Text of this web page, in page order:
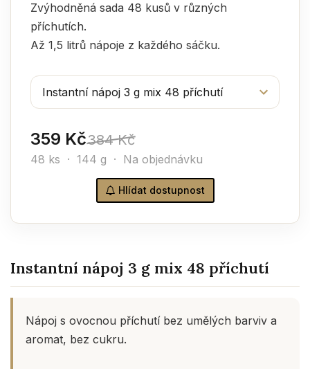
Zvýhodněná sada 48 kusů v různých
příchutích.
Až 1,5 litrů nápoje z každého sáčku.
359 Kč384 Kč
48 ks · 144 g · Na objednávku
Hlídat dostupnost
Instantní nápoj 3 g mix 48 příchutí
Nápoj s ovocnou příchutí bez umělých barviv a
aromat, bez cukru.